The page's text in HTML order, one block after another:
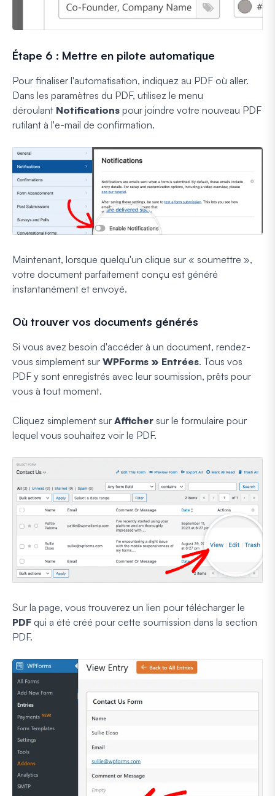
Étape 6 : Mettre en pilote automatique
Pour finaliser l'automatisation, indiquez au PDF où aller.
Dans les paramètres du PDF, utilisez le menu
déroulant Notifications pour joindre votre nouveau PDF
rutilant à l'e-mail de confirmation.
Maintenant, lorsque quelqu'un clique sur « soumettre »,
votre document parfaitement conçu est généré
instantanément et envoyé.
Où trouver vos documents générés
Si vous avez besoin d'accéder à un document, rendez-
vous simplement sur WPForms » Entrées. Tous vos
PDF y sont enregistrés avec leur soumission, prêts pour
vous à tout moment.
Cliquez simplement sur Afficher sur le formulaire pour
lequel vous souhaitez voir le PDF.
Sur la page, vous trouverez un lien pour télécharger le
PDF qui a été créé pour cette soumission dans la section
PDF.